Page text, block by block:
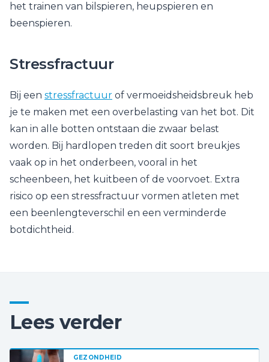
het trainen van bilspieren, heupspieren en
beenspieren.
Stressfractuur
Bij een stressfractuur of vermoeidsheidsbreuk heb
je te maken met een overbelasting van het bot. Dit
kan in alle botten ontstaan die zwaar belast
worden. Bij hardlopen treden dit soort breukjes
vaak op in het onderbeen, vooral in het
scheenbeen, het kuitbeen of de voorvoet. Extra
risico op een stressfractuur vormen atleten met
een beenlengteverschil en een verminderde
botdichtheid.
Lees verder
GEZONDHEID